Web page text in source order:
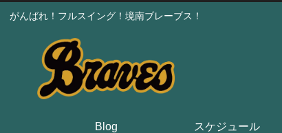
がんばれ！フルスイング！境南ブレーブス！
Blog スケジュール